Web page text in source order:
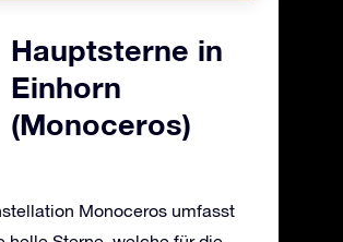
Hauptsterne in
Einhorn
(Monoceros)
Monoceros umfasst